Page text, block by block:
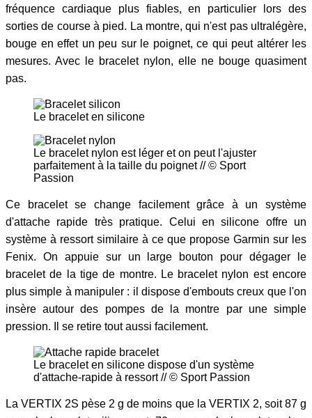
fréquence cardiaque plus fiables, en particulier lors des
sorties de course à pied. La montre, qui n'est pas ultralégère,
bouge en effet un peu sur le poignet, ce qui peut altérer les
mesures. Avec le bracelet nylon, elle ne bouge quasiment
pas.
Le bracelet en silicone
Le bracelet nylon est léger et on peut l'ajuster
parfaitement à la taille du poignet // © Sport
Passion
Ce bracelet se change facilement grâce à un système
d'attache rapide très pratique. Celui en silicone offre un
système à ressort similaire à ce que propose Garmin sur les
Fenix. On appuie sur un large bouton pour dégager le
bracelet de la tige de montre. Le bracelet nylon est encore
plus simple à manipuler : il dispose d'embouts creux que l'on
insère autour des pompes de la montre par une simple
pression. Il se retire tout aussi facilement.
Le bracelet en silicone dispose d'un système
d'attache-rapide à ressort // © Sport Passion
La VERTIX 2S pèse 2 g de moins que la VERTIX 2, soit 87 g